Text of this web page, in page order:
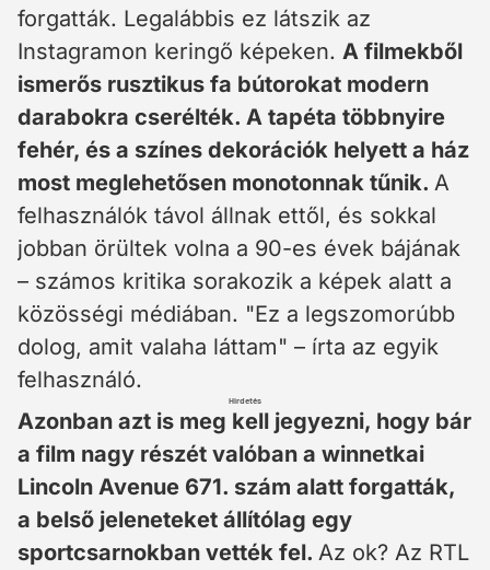
forgatták. Legalábbis ez látszik az
Instagramon keringő képeken. A filmekből
ismerős rusztikus fa bútorokat modern
darabokra cserélték. A tapéta többnyire
fehér, és a színes dekorációk helyett a ház
most meglehetősen monotonnak tűnik. A
felhasználók távol állnak ettől, és sokkal
jobban örültek volna a 90-es évek bájának
– számos kritika sorakozik a képek alatt a
közösségi médiában. "Ez a legszomorúbb
dolog, amit valaha láttam" – írta az egyik
felhasználó.
Hirdetés
Azonban azt is meg kell jegyezni, hogy bár
a film nagy részét valóban a winnetkai
Lincoln Avenue 671. szám alatt forgatták,
a belső jeleneteket állítólag egy
sportcsarnokban vették fel. Az ok? Az RTL